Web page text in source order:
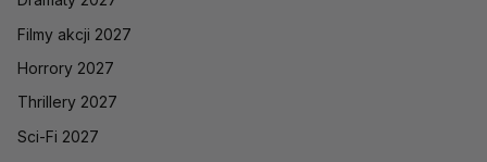
Filmy akcji 2027
Horrory 2027
Thrillery 2027
Sci-Fi 2027